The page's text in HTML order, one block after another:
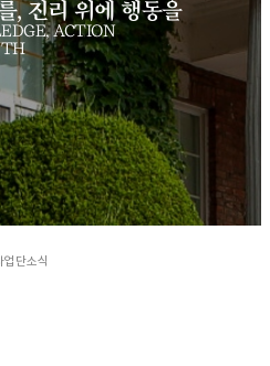
, 진리 위에 행동을
ACTION
업단소식